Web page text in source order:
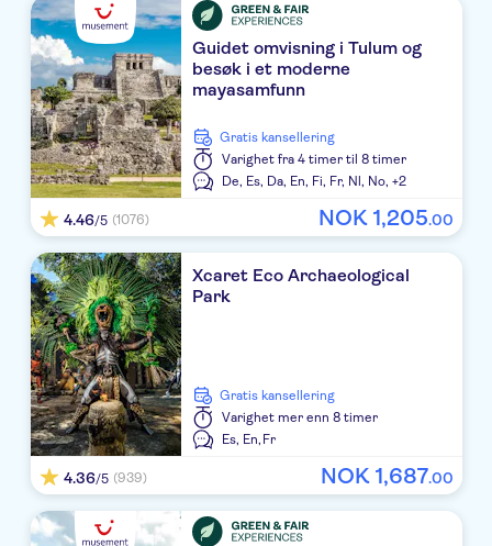
Haven Riviera Cancun
Margaritaville Island Riviera Cancun
Dreams Natura Resort & Spa
Grand Palladium Costa Mujeres
Riu Palace Costa Mujeres
Hard Rock Hotel Cancun
The Hideaway at Royalton Riviera Cancun
Hilton Cancun All-Inclusive Resort
Secrets The Vine Cancun
The Westin Lagunamar Ocean Resort and Villas (DUPL
Guidet omvisning i Tulum og
besøk i et moderne
mayasamfunn
Gratis kansellering
Varighet fra 4 timer til 8 timer
De, Es, Da, En, Fi, Fr, Nl, No,+2
4.46/5 (1076) NOK 1,205.00
Xcaret Eco Archaeological
Park
Gratis kansellering
Varighet mer enn 8 timer
Es, En,Fr
4.36/5 (939) NOK 1,687.00